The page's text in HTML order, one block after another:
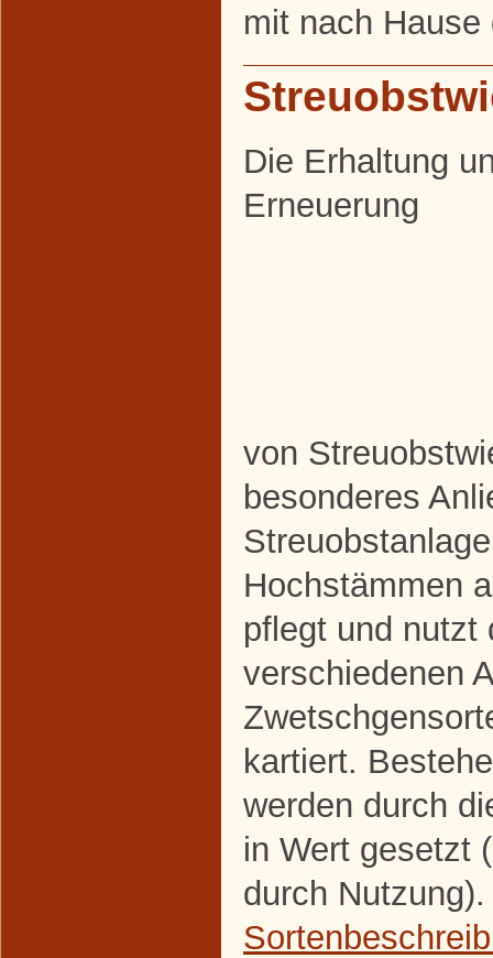
mit nach Hause
Die Erhaltung
Erneuerung
von
besonderes
Hochstämmen
pflegt und nutzt
verschiedenen
kartiert.
werden durch
in Wert gesetzt
durch Nutzung).